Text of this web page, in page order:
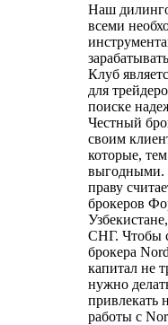
Наш
всеми
Клуб
для
поиске
Честный
своим
которые,
выгодными.
праву
брокеров
СНГ. Чтобы
брокера
капитал не
нужно
привлекать
работы с